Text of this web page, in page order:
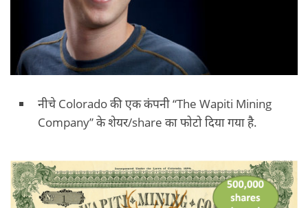
नीचे Colorado की एक कंपनी “The Wapiti Mining
Company” के शेयर/share का फोटो दिया गया है.